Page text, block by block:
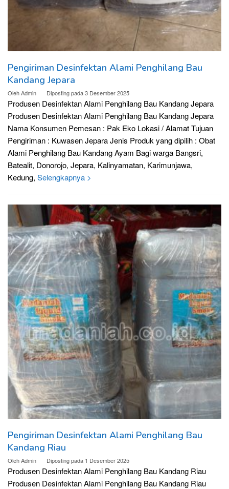
Pengiriman Desinfektan Alami Penghilang Bau
Kandang Jepara
OlehAdmin Diposting pada3 Desember 2025
Produsen Desinfektan Alami Penghilang Bau Kandang Jepara
Produsen Desinfektan Alami Penghilang Bau Kandang Jepara
Nama Konsumen Pemesan : Pak Eko Lokasi / Alamat Tujuan
Pengiriman : Kuwasen Jepara Jenis Produk yang dipilih : Obat
Alami Penghilang Bau Kandang Ayam Bagi warga Bangsri,
Batealit, Donorojo, Jepara, Kalinyamatan, Karimunjawa,
Kedung, Selengkapnya >
Pengiriman Desinfektan Alami Penghilang Bau
Kandang Riau
OlehAdmin Diposting pada 1 Desember 2025
Produsen Desinfektan Alami Penghilang Bau Kandang Riau
Produsen Desinfektan Alami Penghilang Bau Kandang Riau